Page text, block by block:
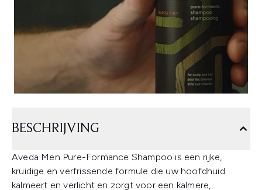
BESCHRIJVING
Aveda Men Pure-Formance Shampoo is een rijke,
kruidige en verfrissende formule die uw hoofdhuid
kalmeert en verlicht en zorgt voor een kalmere,